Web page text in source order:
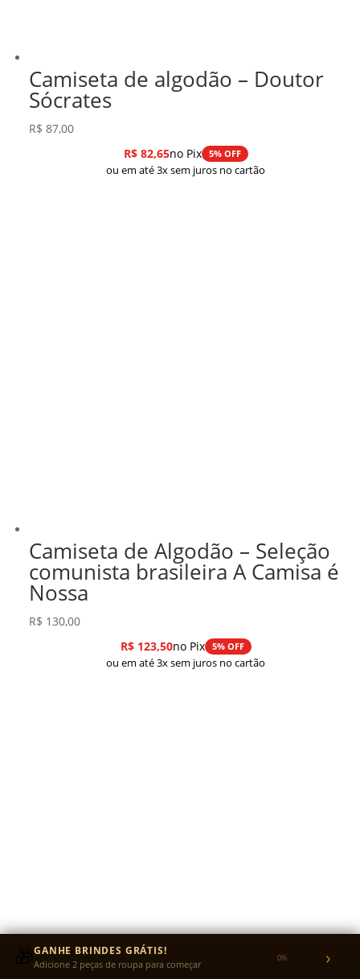
Camiseta de algodão – Doutor
Sócrates
R$ 87,00
R$82,65no Pix 5% OFF
ou em até 3x sem juros no cartão
Camiseta de Algodão – Seleção
comunista brasileira A Camisa é
Nossa
R$ 130,00
R$123,50no Pix 5% OFF
ou em até 3x sem juros no cartão
🎁GANHE BRINDES GRÁTIS!
Adicione 2 peças de roupa para começar 0% ›